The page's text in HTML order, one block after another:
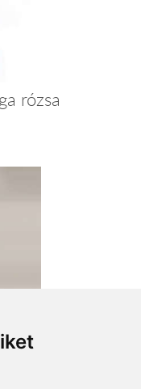
rózsa
manó